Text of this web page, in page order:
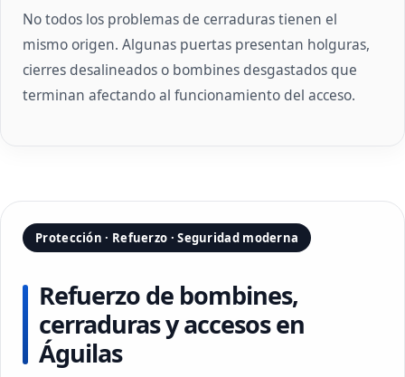
No todos los problemas de cerraduras tienen el
mismo origen. Algunas puertas presentan holguras,
cierres desalineados o bombines desgastados que
terminan afectando al funcionamiento del acceso.
Protección · Refuerzo · Seguridad moderna
Refuerzo de bombines,
cerraduras y accesos en
Águilas